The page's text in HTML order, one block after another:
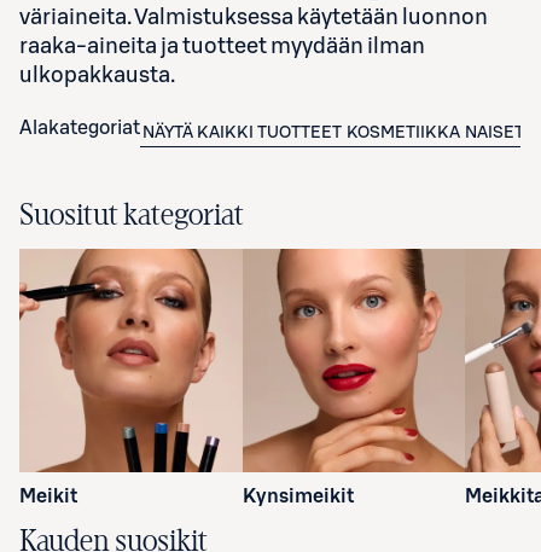
väriaineita.Valmistuksessa käytetään luonnon
raaka-aineita ja tuotteet myydään ilman
ulkopakkausta.
Alakategoriat NÄYTÄ KAIKKI TUOTTEET KOSMETIIKKA NAISET
Suositut kategoriat
Meikit Kynsimeikit
Kauden suosikit